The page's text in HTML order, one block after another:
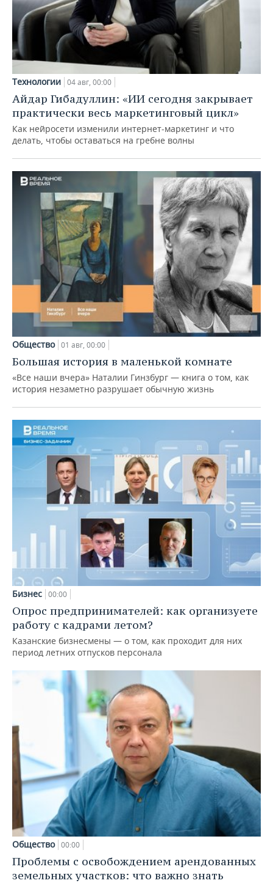
Технологии 04 авг, 00:00
Айдар Гибадуллин: «ИИ сегодня закрывает
практически весь маркетинговый цикл»
Как нейросети изменили интернет-маркетинг и что
делать, чтобы оставаться на гребне волны
Общество 01 авг, 00:00
Большая история в маленькой комнате
«Все наши вчера» Наталии Гинзбург — книга о том, как
история незаметно разрушает обычную жизнь
Бизнес 00:00
Опрос предпринимателей: как организуете
работу с кадрами летом?
Казанские бизнесмены — о том, как проходит для них
период летних отпусков персонала
Общество 00:00
Проблемы с освобождением арендованных
земельных участков: что важно знать